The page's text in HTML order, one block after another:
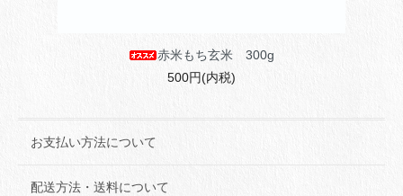
赤米もち玄米 300g
500円(内税)
お支払い方法について
配送方法・送料について